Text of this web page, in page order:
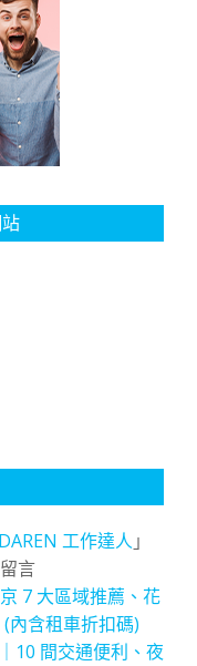
工作達人 」
言
7 大區域推薦、花
內含租車折扣碼)
10 間交通便利、夜